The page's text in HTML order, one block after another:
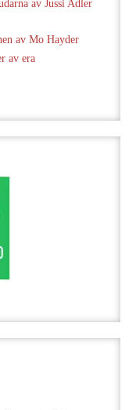
av Jussi Adler
av Mo Hayder
av era